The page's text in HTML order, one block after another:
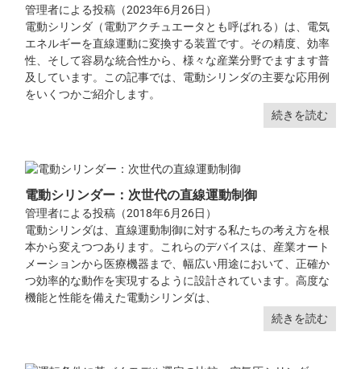
管理者による投稿（2023年6月26日）
電動シリンダ（電動アクチュエータとも呼ばれる）は、電気
エネルギーを直線運動に変換する装置です。その精度、効率
性、そして容易な統合性から、様々な産業分野でますます普
及しています。この記事では、電動シリンダの主要な応用例
をいくつかご紹介します。
続きを読む
電動シリンダー：次世代の直線運動制御
管理者による投稿（2018年6月26日）
電動シリンダは、直線運動制御に対する私たちの考え方を根
本から変えつつあります。これらのデバイスは、産業オート
メーションから医療機器まで、幅広い用途において、正確か
つ効率的な動作を実現するように設計されています。高度な
機能と性能を備えた電動シリンダは、
続きを読む